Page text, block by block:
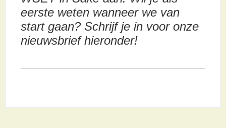
eerste weten wanneer we van
start gaan? Schrijf je in voor onze
nieuwsbrief hieronder!